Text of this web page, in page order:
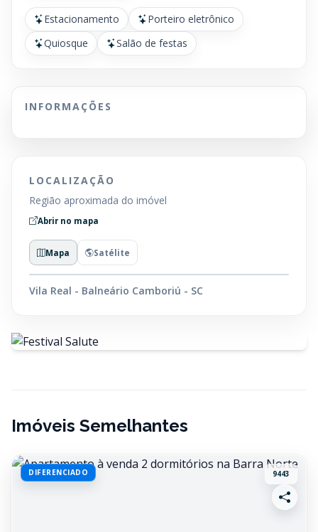
Estacionamento
Porteiro eletrônico
Quiosque
Salão de festas
INFORMAÇÕES
LOCALIZAÇÃO
Região aproximada do imóvel
Abrir no mapa
Mapa Satélite
Vila Real - Balneário Camboriú - SC
Imóveis Semelhantes
DIFERENCIADO 9443